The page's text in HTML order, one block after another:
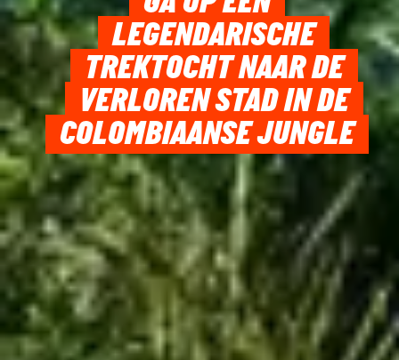
LEGENDARISCHE
TREKTOCHT NAAR DE
VERLOREN STAD IN DE
COLOMBIAANSE JUNGLE